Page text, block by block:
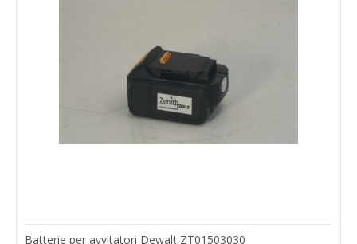
Batterie per avvitatori Dewalt ZT01503030